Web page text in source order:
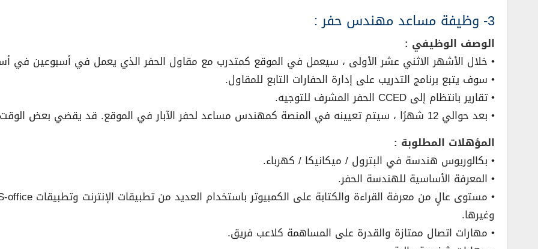
3- وظيفة مساعد مهندس حفر :
الوصف الوظيفي :
• خلال الأشهر الاثني عشر الأولى ، سيعمل في الموقع كمتدرب مع مقاول الحفر الذي يعمل في أسبوعين في
• سوف يتبع برنامج التدريب على إدارة الحفارات التابع للمقاول.
• تقارير بانتظام إلى CCED الحفر المشرف للتوجيه.
• بعد حوالي 12 شهرًا ، سيتم تعيينه في المنصة كمهندس مساعد لحفر الآبار في الموقع. قد يقضي بعض الوقت في المكتب كمهندس حفر مساعد.
المؤهلات المطلوبة :
• بكالوريوس هندسة في البترول / ميكانيكا / كهرباء.
• المعرفة الأساسية للهندسة الحفر.
وغيرها.
• مهارات اتصال ممتازة والقدرة على المساهمة كلاعب فريق.